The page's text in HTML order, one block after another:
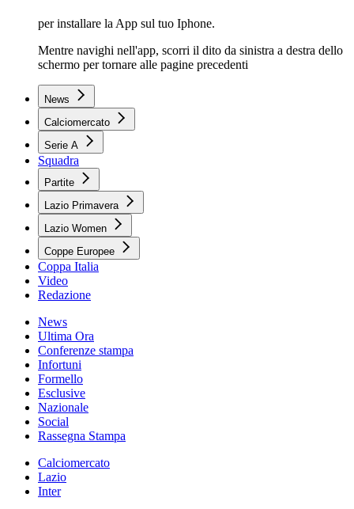
per installare la App sul tuo Iphone.
Mentre navighi nell'app, scorri il dito da sinistra a destra dello
schermo per tornare alle pagine precedenti
News
Calciomercato
Serie A
Squadra
Partite
Lazio Primavera
Lazio Women
Coppe Europee
Coppa Italia
Video
Redazione
News
Ultima Ora
Conferenze stampa
Infortuni
Formello
Esclusive
Nazionale
Social
Rassegna Stampa
Calciomercato
Lazio
Inter